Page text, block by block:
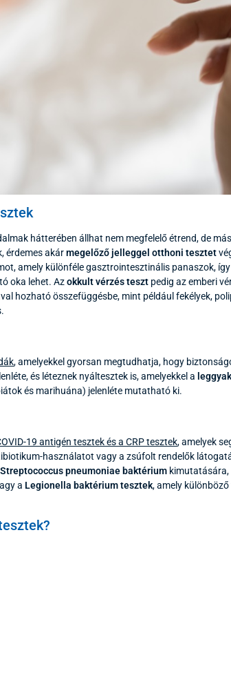
hátterében állhat nem megfelelő étrend, de
érdemes akármegelőző jelleggel otthoni tesztet
amely különféle gasztrointesztinális panaszok,
oka lehet. Azokkult vérzés teszt pedig az emberi
hozható összefüggésbe, mint például fekélyek,
, amelyekkel gyorsan megtudhatja, hogy
és léteznek nyáltesztek is, amelyekkel a
és marihuána) jelenléte mutatható ki.
19 antigén tesztek és a CRP tesztek, amelyek
használatot vagy a zsúfolt rendelők
Streptococcus pneumoniae baktérium
a Legionella baktérium tesztek, amely